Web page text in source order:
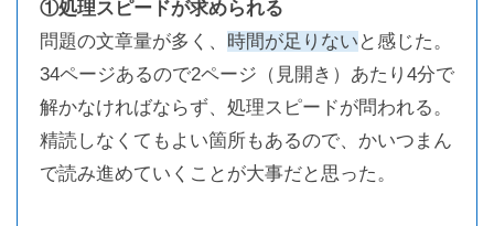
①処理スピードが求められる
問題の文章量が多く、 時間が足りない と感じた。
34ページあるので2ページ（見開き）あたり4分で
解かなければならず、処理スピードが問われる。
精読しなくてもよい箇所もあるので、かいつまん
で読み進めていくことが大事だと思った。